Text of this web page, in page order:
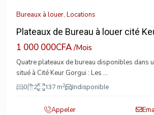
Bureaux à louer, Locations
Plateaux de Bureau à louer cité
1 000 000CFA/Mois
Quatre plateaux de bureau disponibles dans
situé à Cité Keur Gorgui : Les ...
0 2 137 m2 Indisponible
Appeler